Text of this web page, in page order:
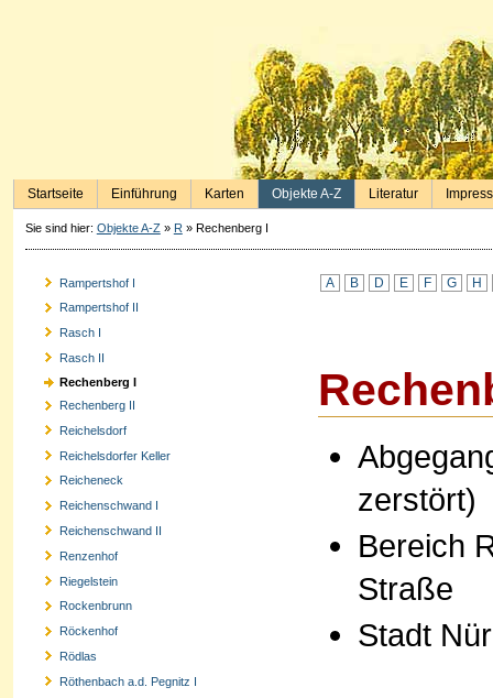
Startseite Einführung Karten Objekte A-Z Literatur
Sie sind hier: Objekte A-Z» R » Rechenberg I
Rampertshof I
Rampertshof II
Rasch I
Rasch II
Rechenberg I
Rechenberg II
Reichelsdorf
Reichelsdorfer Keller
Reicheneck
Reichenschwand I
Reichenschwand II
Renzenhof
Riegelstein
Rockenbrunn
Röckenhof
Rödlas
Röthenbach a.d. Pegnitz I
A B D E F G H
zerstört)
Bereich
Straße
Stadt